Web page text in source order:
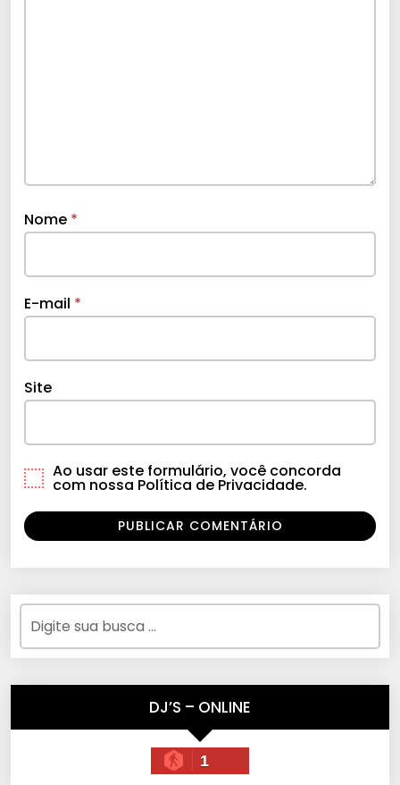
Nome *
E-mail *
Site
Ao usar este formulário, você concorda
com nossa Política de Privacidade.
DJ’S – ONLINE
1